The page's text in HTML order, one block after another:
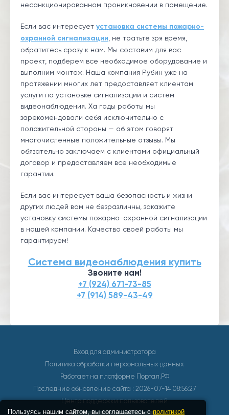
Пользуясь нашим сайтом, вы соглашаетесь сполитикой
несанкционированном проникновении в помещение.
Если вас интересует установка системы пожарно-
охранной сигнализации , не тратьте зря время,
обратитесь сразу к нам. Мы составим для вас
проект, подберем все необходимое оборудование и
выполним монтаж. Наша компания Рубин уже на
протяжении многих лет предоставляет клиентам
услуги по установке сигнализаций и систем
видеонаблюдения. Ха годы работы мы
зарекомендовали себя исключительно с
положительной стороны — об этом говорят
многочисленные положительные отзывы. Мы
обязательно заключаем с клиентами официальный
договор и предоставляем все необходимые
гарантии.
Если вас интересует ваша безопасность и жизни
других людей вам не безразличны, закажите
установку системы пожарно-охранной сигнализации
в нашей компании. Качество своей работы мы
гарантируем!
Система видеонаблюдения купить
Звоните нам!
+7 (924) 671-73-85
+7 (914) 589-43-49
Вход для администратора
Политика обработки персональных данных
Работает на платформе Портал.РФ
Последние обновление сайта : 2026-07-14 08:56:27
Центр поддержки пользователей